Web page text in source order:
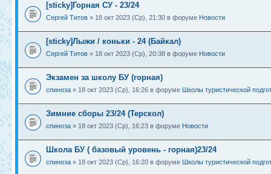
[sticky]Горная СУ - 23/24
Сергей Титов » 18 окт 2023 (Ср), 21:30 в форуме Новости
[sticky]Лыжи / коньки - 24 (Байкал)
Сергей Титов » 18 окт 2023 (Ср), 20:38 в форуме Новости
Экзамен за школу БУ (горная)
спиноза » 18 окт 2023 (Ср), 16:26 в форуме Школы туристической
Зимние сборы 23/24 (Терскол)
спиноза » 18 окт 2023 (Ср), 16:23 в форуме Новости
Школа БУ ( базовый уровень - горная)23/24
спиноза » 18 окт 2023 (Ср), 16:20 в форуме Школы туристической